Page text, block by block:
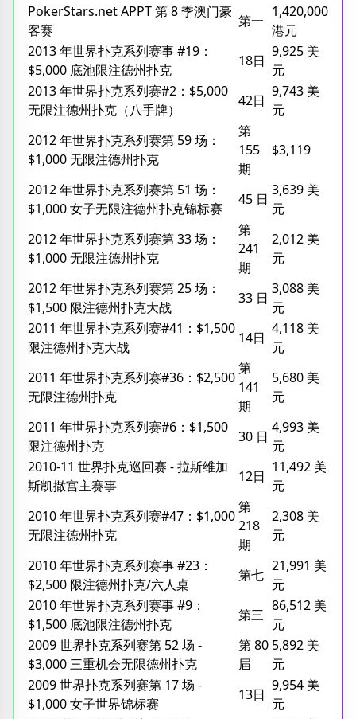
PokerStars.net APPT 第 8 季澳门豪
客赛
第一
1,420,000
港元
2013 年世界扑克系列赛事 #19：
$5,000 底池限注德州扑克
18日
9,925 美
元
2013 年世界扑克系列赛#2：$5,000
无限注德州扑克（八手牌）
42日
9,743 美
元
2012 年世界扑克系列赛第 59 场：
$1,000 无限注德州扑克
第
155
期
$3,119
2012 年世界扑克系列赛第 51 场：
$1,000 女子无限注德州扑克锦标赛
45 日
3,639 美
元
2012 年世界扑克系列赛第 33 场：
$1,000 无限注德州扑克
第
241
期
2,012 美
元
2012 年世界扑克系列赛第 25 场：
$1,500 限注德州扑克大战
33 日
3,088 美
元
2011 年世界扑克系列赛#41：$1,500
限注德州扑克大战
14日
4,118 美
元
2011 年世界扑克系列赛#36：$2,500
无限注德州扑克
第
141
期
5,680 美
元
2011 年世界扑克系列赛#6：$1,500
限注德州扑克
30 日
4,993 美
元
2010-11 世界扑克巡回赛 - 拉斯维加
斯凯撒宫主赛事
12日
11,492 美
元
2010 年世界扑克系列赛#47：$1,000
无限注德州扑克
第
218
期
2,308 美
元
2010 年世界扑克系列赛事 #23：
$2,500 限注德州扑克/六人桌
第七
21,991 美
元
2010 年世界扑克系列赛事 #9：
$1,500 底池限注德州扑克
第三
86,512 美
元
2009 世界扑克系列赛第 52 场 -
$3,000 三重机会无限德州扑克
第 80
届
5,892 美
元
2009 世界扑克系列赛第 17 场 -
$1,000 女子世界锦标赛
13日
9,954 美
元